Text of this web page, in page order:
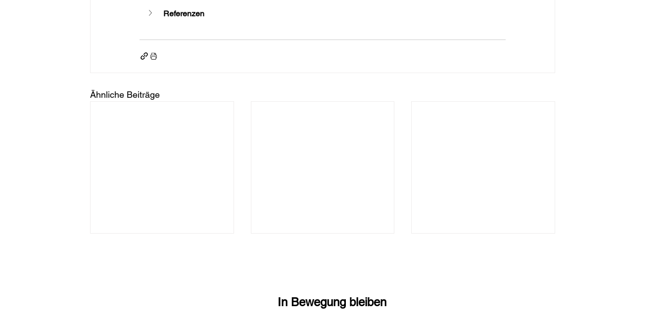
Referenzen
Ähnliche Beiträge
In Bewegung bleiben